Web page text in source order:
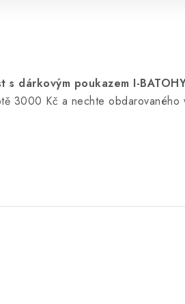
dárkovým poukazem I-
3000 Kč a nechte obdarovaného